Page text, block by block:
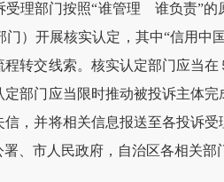
受理部门按照“谁管理 谁负责”
）开展核实认定，其中“信用
转交线索。核实认定部门应当
部门应当限时推动被投诉主体
，并将相关信息报送至各投诉
、市人民政府，自治区各相关部